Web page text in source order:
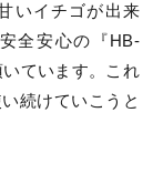
いイチゴが出来
全安心の『HB-
ています。これ
続けていこうと